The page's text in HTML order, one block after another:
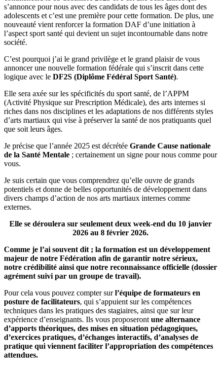
s’annonce pour nous avec des candidats de tous les âges dont des
adolescents et c’est une première pour cette formation. De plus, une
nouveauté vient renforcer la formation DAF d’une initiation à
l’aspect sport santé qui devient un sujet incontournable dans notre
société.
C’est pourquoi j’ai le grand privilège et le grand plaisir de vous
annoncer une nouvelle formation fédérale qui s’inscrit dans cette
logique avec le DF2S (Diplôme Fédéral Sport Santé).
Elle sera axée sur les spécificités du sport santé, de l’APPM
(Activité Physique sur Prescription Médicale), des arts internes si
riches dans nos disciplines et les adaptations de nos différents styles
d’arts martiaux qui vise à préserver la santé de nos pratiquants quel
que soit leurs âges.
Je précise que l’année 2025 est décrétée Grande Cause nationale
de la Santé Mentale ; certainement un signe pour nous comme pour
vous.
Je suis certain que vous comprendrez qu’elle ouvre de grands
potentiels et donne de belles opportunités de développement dans
divers champs d’action de nos arts martiaux internes comme
externes.
Elle se déroulera sur seulement deux week-end du 10 janvier
2026 au 8 février 2026.
Comme je l’ai souvent dit ; la formation est un développement
majeur de notre Fédération afin de garantir notre sérieux,
notre crédibilité ainsi que notre reconnaissance officielle (dossier
agrément suivi par un groupe de travail).
Pour cela vous pouvez compter surl’équipe de formateurs en
posture de facilitateurs, qui s’appuient sur les compétences
techniques dans les pratiques des stagiaires, ainsi que sur leur
expérience d’enseignants. Ils vous proposeront une alternance
d’apports théoriques, des mises en situation pédagogiques,
d’exercices pratiques, d’échanges interactifs, d’analyses de
pratique qui viennent faciliter l’appropriation des compétences
attendues.